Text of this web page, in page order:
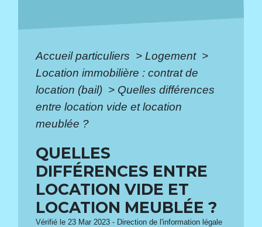
Accueil particuliers > Logement >
Location immobilière : contrat de
location (bail) > Quelles différences
entre location vide et location
meublée ?
QUELLES
DIFFÉRENCES ENTRE
LOCATION VIDE ET
LOCATION MEUBLÉE ?
Vérifié le 23 Mar 2023 - Direction de l'information légale